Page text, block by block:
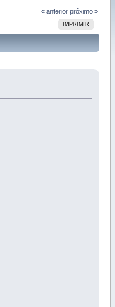
« anterior próximo »
IMPRIMIR